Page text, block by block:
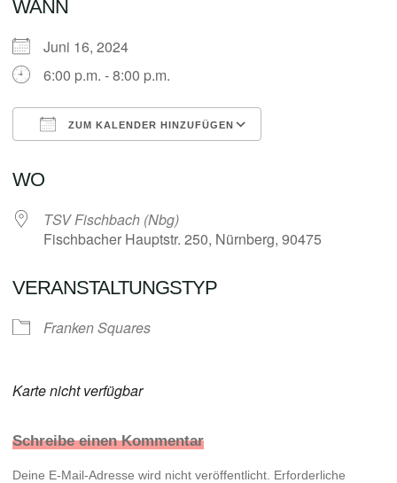
WANN
Juni 16, 2024
6:00 p.m. - 8:00 p.m.
ZUM KALENDER HINZUFÜGEN
WO
TSV Fischbach (Nbg)
Fischbacher Hauptstr. 250, Nürnberg, 90475
VERANSTALTUNGSTYP
Franken Squares
Karte nicht verfügbar
Schreibe einen Kommentar
Deine E-Mail-Adresse wird nicht veröffentlicht. Erforderliche